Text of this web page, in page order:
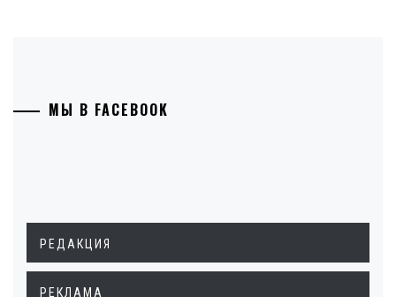
МЫ В FACEBOOK
РЕДАКЦИЯ
РЕКЛАМА